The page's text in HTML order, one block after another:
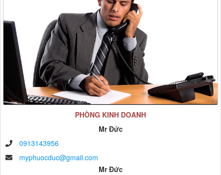
PHÒNG KINH DOANH
Mr Đức
0913143956
myphuocduc@gmail.com
Mr Đức